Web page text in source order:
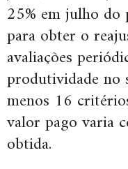
25% em julho
para obter o
avaliações
produtividade no
menos 16
valor pago varia
obtida.